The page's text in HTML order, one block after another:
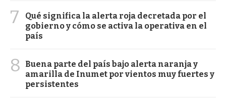
7
Qué significa la alerta roja decretada por el
gobierno y cómo se activa la operativa en el
país
8
Buena parte del país bajo alerta naranja y
amarilla de Inumet por vientos muy fuertes y
persistentes